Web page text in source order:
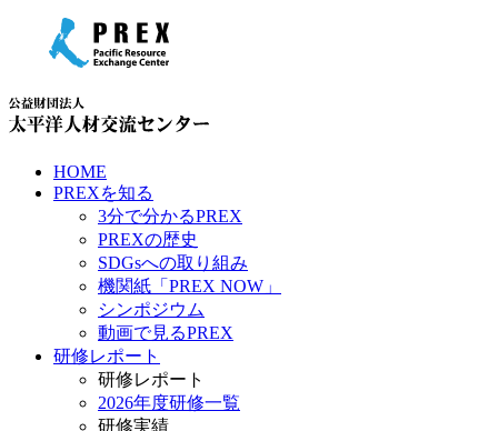
HOME
PREXを知る
3分で分かるPREX
PREXの歴史
SDGsへの取り組み
機関紙「PREX NOW」
シンポジウム
動画で見るPREX
研修レポート
研修レポート
2026年度研修一覧
研修実績